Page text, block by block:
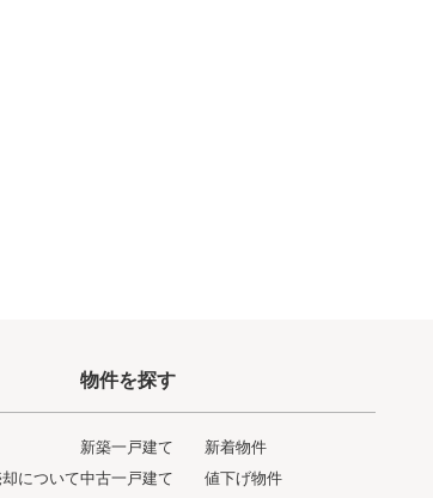
について
物件を探す
新築一戸建て
中古一戸建て
新着物件
値下げ物件